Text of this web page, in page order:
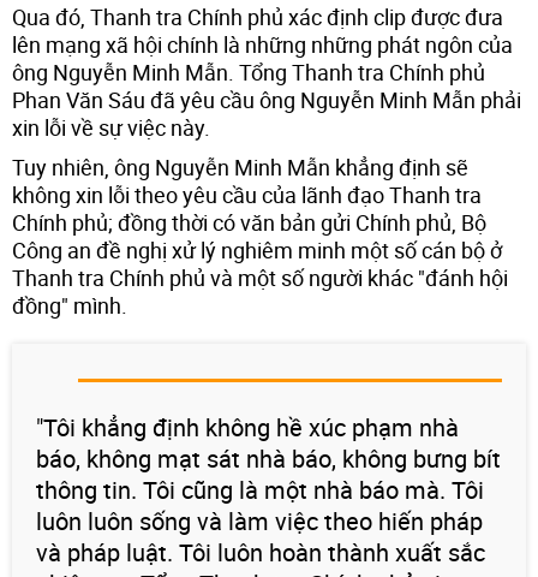
Qua đó, Thanh tra Chính phủ xác định clip được đưa
lên mạng xã hội chính là những những phát ngôn của
ông Nguyễn Minh Mẫn. Tổng Thanh tra Chính phủ
Phan Văn Sáu đã yêu cầu ông Nguyễn Minh Mẫn phải
xin lỗi về sự việc này.
Tuy nhiên, ông Nguyễn Minh Mẫn khẳng định sẽ
không xin lỗi theo yêu cầu của lãnh đạo Thanh tra
Chính phủ; đồng thời có văn bản gửi Chính phủ, Bộ
Công an đề nghị xử lý nghiêm minh một số cán bộ ở
Thanh tra Chính phủ và một số người khác "đánh hội
đồng" mình.
"Tôi khẳng định không hề xúc phạm nhà
báo, không mạt sát nhà báo, không bưng bít
thông tin. Tôi cũng là một nhà báo mà. Tôi
luôn luôn sống và làm việc theo hiến pháp
và pháp luật. Tôi luôn hoàn thành xuất sắc